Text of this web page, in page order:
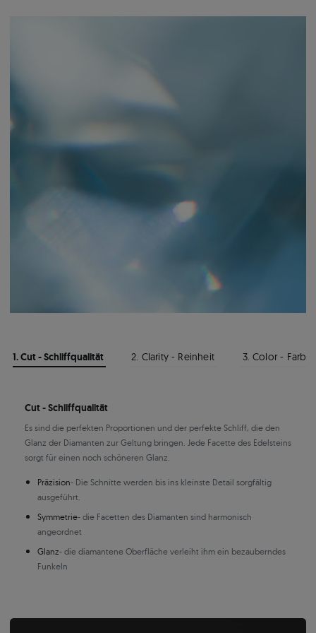
1. Cut - Schliffqualität 2. Clarity - Reinheit 3. Color - Farbe
Cut - Schliffqualität
Es sind die perfekten Proportionen und der perfekte Schliff, die den
Glanz der Diamanten zur Geltung bringen. Jede Facette des Edelsteins
sorgt für einen noch schöneren Glanz.
Präzision- Die Schnitte werden bis ins kleinste Detail sorgfältig
ausgeführt.
Symmetrie- die Facetten des Diamanten sind harmonisch
angeordnet
Glanz- die diamantene Oberfläche verleiht ihm ein bezauberndes
Funkeln